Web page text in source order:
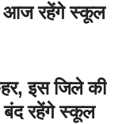
आज रहेंगे स्कूल
इस जिले की
बंद रहेंगे स्कूल